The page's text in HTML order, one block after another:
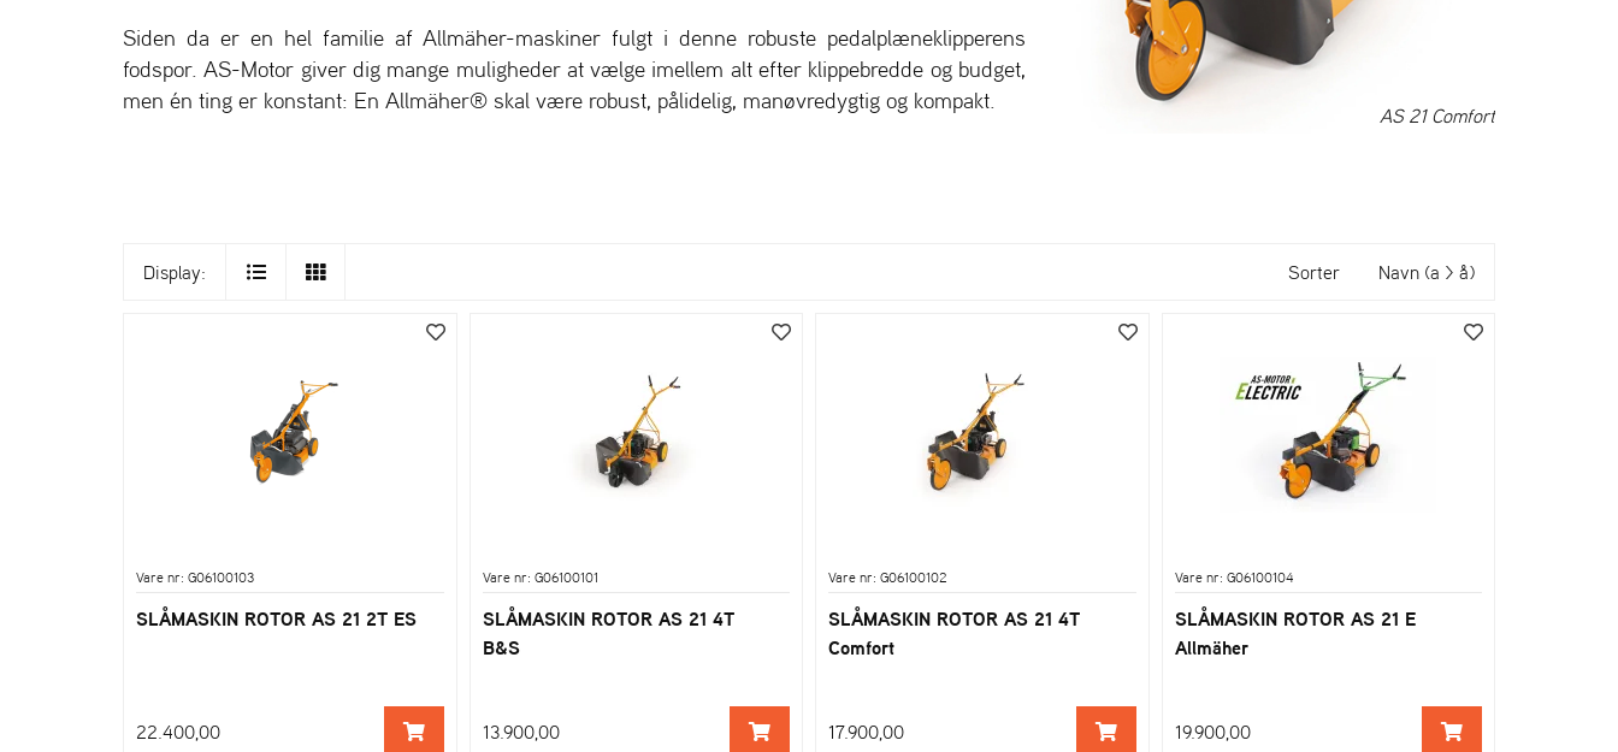
Siden da er en hel familie af Allmäher-maskiner fulgt i denne robuste pedalplæneklipperens
fodspor. AS-Motor giver dig mange muligheder at vælge imellem alt efter klippebredde og budget,
men én ting er konstant: En Allmäher® skal være robust, pålidelig, manøvredygtig og kompakt.
AS 21 Comfort
Display: Sorter Navn (a > å)
Vare nr: G06100103
SLÅMASKIN ROTOR AS 21 2T ES
22.400,00
Vare nr: G06100101
SLÅMASKIN ROTOR AS 21 4T
B&S
13.900,00
Vare nr: G06100102
SLÅMASKIN ROTOR AS 21 4T
Comfort
17.900,00
Vare nr: G06100104
SLÅMASKIN ROTOR AS 21 E
Allmäher
19.900,00